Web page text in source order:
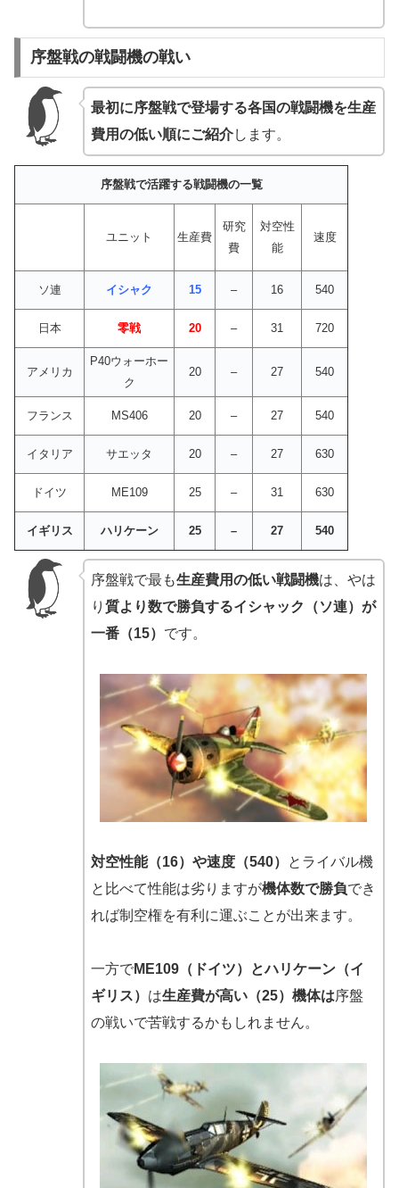
序盤戦の戦闘機の戦い
最初に序盤戦で登場する各国の戦闘機を生産
費用の低い順にご紹介します。
序盤戦で活躍する戦闘機の一覧
ユニット 生産費
研究
費
対空性
能
速度
ソ連 イシャク 15 – 16 540
日本 零戦 20 – 31 720
アメリカ
P40ウォーホー
ク
20 – 27 540
フランス MS406 20 – 27 540
イタリア サエッタ 20 – 27 630
ドイツ ME109 25 – 31 630
イギリス ハリケーン 25 – 27 540
序盤戦で最も生産費用の低い戦闘機は、やは
り 質より数で勝負するイシャック（ソ連）が
一番（15） です。
対空性能（16）や速度（540）
とライバル機
と比べて性能は劣りますが機体数で勝負でき
れば制空権を有利に運ぶことが出来ます。
一方でME109（ドイツ）とハリケーン（イ
ギリス） は生産費が高い（25）機体は序盤
の戦いで苦戦するかもしれません。